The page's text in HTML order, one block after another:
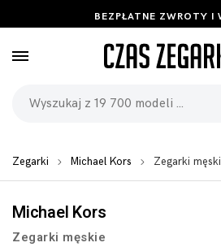
BEZPŁATNE ZWROTY I
Zegarki Michael Kors Zegarki
Michael Kors
Zegarki męskie